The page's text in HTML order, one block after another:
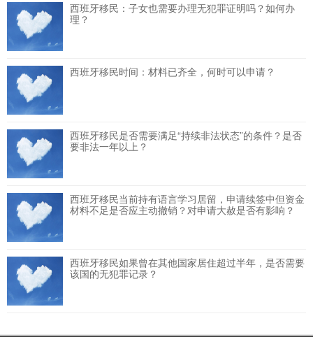
西班牙移民：子女也需要办理无犯罪证明吗？如何办
理？
西班牙移民时间：材料已齐全，何时可以申请？
西班牙移民是否需要满足“持续非法状态”的条件？是否
要非法一年以上？
西班牙移民当前持有语言学习居留，申请续签中但资金
材料不足是否应主动撤销？对申请大赦是否有影响？
西班牙移民如果曾在其他国家居住超过半年，是否需要
该国的无犯罪记录？